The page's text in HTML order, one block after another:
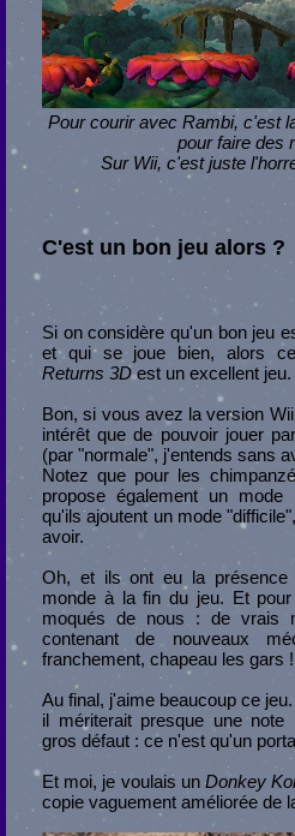
Pour courir avec Rambi, c'est
pour faire des
Sur Wii, c'est juste
C'est un bon jeu alors ?
Si on considère qu'un bon jeu
et qui se joue bien, alors
Returns 3Dest un excellent jeu.
Bon, si vous avez la version
intérêt que de pouvoir jouer
(par "normale", j'entends sans
Notez que pour les
propose également un
qu'ils ajoutent un mode
avoir.
Oh, et ils ont eu la présence
monde à la fin du jeu. Et
moqués de nous : de vrais
contenant de nouveaux
franchement, chapeau les gars !
Au final, j'aime beaucoup ce
il mériterait presque une
gros défaut : ce n'est qu'un
Et moi, je voulais un Donkey
copie vaguement améliorée de